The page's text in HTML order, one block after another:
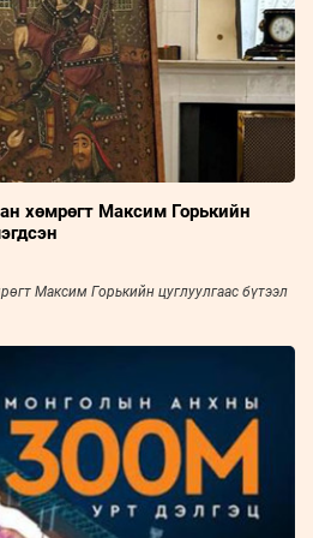
хөмрөгт Максим Горькийн
Максим Горькийн цуглуулгаас бүтээл